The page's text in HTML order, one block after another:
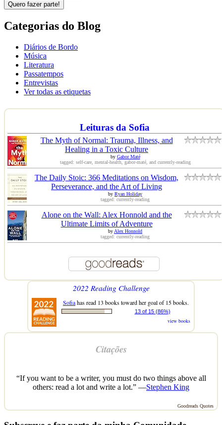
Quero fazer parte!
Categorias do Blog
Diários de Bordo
Música
Literatura
Passatempos
Entrevistas
Ver todas as etiquetas
Leituras da Sofia
The Myth of Normal: Trauma, Illness, and
Healing in a Toxic Culture
by Gabor Maté
tagged: self-care, mental-health, gabor-maté, and currently-reading
The Daily Stoic: 366 Meditations on Wisdom,
Perseverance, and the Art of Living
by Ryan Holiday
tagged: currently-reading
Alone on the Wall: Alex Honnold and the
Ultimate Limits of Adventure
byAlex Honnold
tagged: currently-reading
2022 Reading Challenge
Sofiahas read 13 books toward her goal of 15 books.
13 of 15 (86%)
view books
Citações
“If you want to be a writer, you must do two things above all
others: read a lot and write a lot.” —Stephen King
Goodreads Quotes